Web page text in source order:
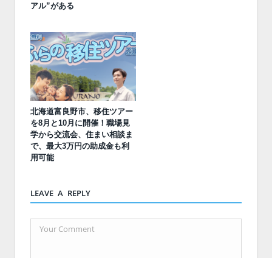
アル”がある
北海道富良野市、移住ツアー
を8月と10月に開催！職場見
学から交流会、住まい相談ま
で、最大3万円の助成金も利
用可能
LEAVE A REPLY